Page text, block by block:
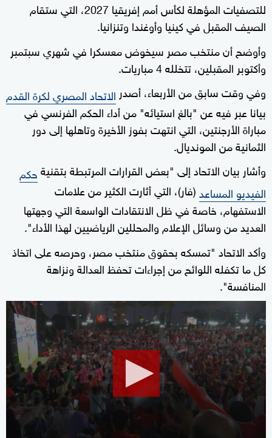
للتصفيات المؤهلة لكأس أمم إفريقيا 2027، التي ستقام
الصيف المقبل في كينيا وأوغندا وتنزانيا.
وأوضح أن منتخب مصر سيخوض معسكرا في شهري سبتمبر
وأكتوبر المقبلين، تتخلله 4 مباريات.
وفي وقت سابق من الأربعاء، أصدر الاتحاد المصري لكرة القدم
بيانا عبر فيه عن "بالغ استيائه" من أداء الحكم الفرنسي في
مباراة الأرجنتين، التي انتهت بفوز الأخيرة وتاهلها إلى دور
الثمانية من المونديال.
وأشار بيان الاتحاد إلى "بعض القرارات المرتبطة بتقنيةحكم
الفيديو المساعد(فار)، التي أثارت الكثير من علامات
الاستفهام، خاصة في ظل الانتقادات الواسعة التي وجهتها
العديد من وسائل الإعلام والمحللين الرياضيين لهذا الأداء".
وأكد الاتحاد "تمسكه بحقوق منتخب مصر، وحرصه على اتخاذ
كل ما تكفله اللوائح من إجراءات تحفظ العدالة ونزاهة
المنافسة".
seconds
minutes,
seconds